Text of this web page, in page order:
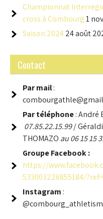
Championnat
cross à Combourg1
Saison 202424 août
Contact
Par mail:
Par téléphone: André
07.85.22.15.99/
THOMAZO au 06 15 15
GroupeFacebook :
https://
533003226855184/
Instagram :